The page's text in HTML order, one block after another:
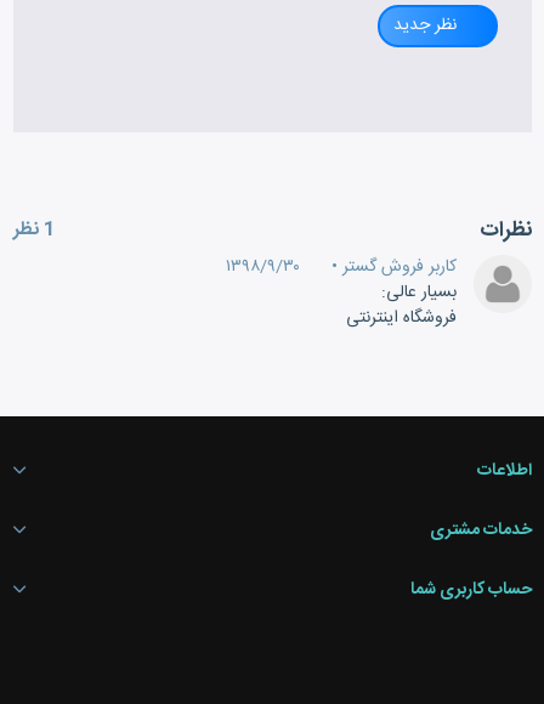
نظر جدید
نظرات 1 نظر
کاربر فروش گستر•
۱۳۹۸/۹/۳۰
بسیار عالی:
فروشگاه اینترنتی
اطلاعات
خدمات مشتری
حساب کاربری شما